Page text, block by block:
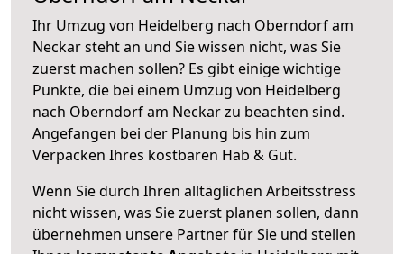
Ihr Umzug von Heidelberg nach Oberndorf am
Neckar steht an und Sie wissen nicht, was Sie
zuerst machen sollen? Es gibt einige wichtige
Punkte, die bei einem Umzug von Heidelberg
nach Oberndorf am Neckar zu beachten sind.
Angefangen bei der Planung bis hin zum
Verpacken Ihres kostbaren Hab & Gut.
Wenn Sie durch Ihren alltäglichen Arbeitsstress
nicht wissen, was Sie zuerst planen sollen, dann
übernehmen unsere Partner für Sie und stellen